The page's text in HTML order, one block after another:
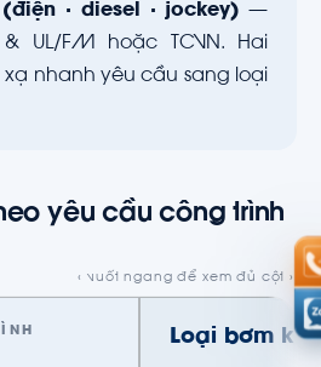
· diesel · jockey) —
& UL/FM hoặc TCVN. Hai
nhanh yêu cầu sang loại
yêu cầu công trình
Loại bơm